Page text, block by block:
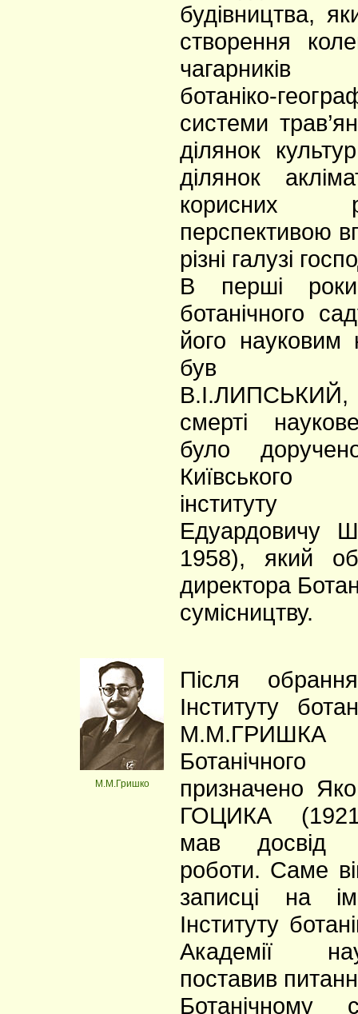
будівництва,
створення
чагарників
ботаніко-
системи
ділянок
ділянок
корисних
перспективою
різні галузі
В перші роки
ботанічного
його науковим
був
В.І.ЛИПСЬКИЙ,
смерті
було
Київського
Едуардовичу
1958), який
директора
сумісництву.
М.М.Гришко
Після
Інституту
М.М.ГРИШКА
призначено
ГОЦИКА
мав досвід
роботи. Саме
записці на
Інституту
Академії
поставив
Ботанічному